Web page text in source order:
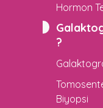
Hormon
?
Biyopsi